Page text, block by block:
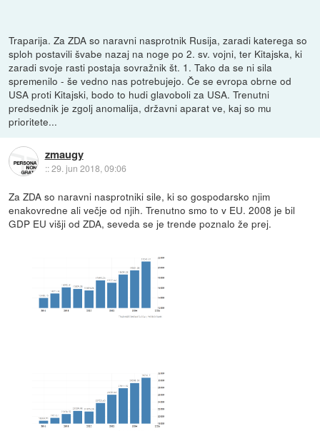
Traparija. Za ZDA so naravni nasprotnik Rusija, zaradi katerega so
sploh postavili švabe nazaj na noge po 2. sv. vojni, ter Kitajska, ki
zaradi svoje rasti postaja sovražnik št. 1. Tako da se ni sila
spremenilo - še vedno nas potrebujejo. Če se evropa obrne od
USA proti Kitajski, bodo to hudi glavoboli za USA. Trenutni
predsednik je zgolj anomalija, državni aparat ve, kaj so mu
prioritete...
zmaugy
::29. jun 2018, 09:06
Za ZDA so naravni nasprotniki sile, ki so gospodarsko njim
enakovredne ali večje od njih. Trenutno smo to v EU. 2008 je bil
GDP EU višji od ZDA, seveda se je trende poznalo že prej.